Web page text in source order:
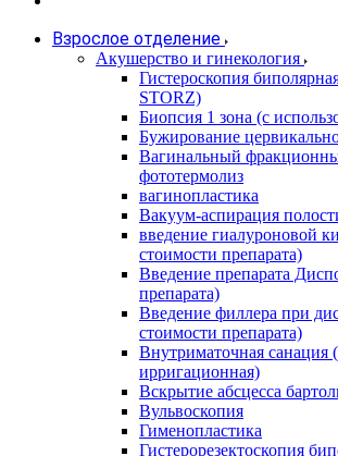
Взрослое отделение
Акушерство и гинекология
Гистероскопия
STORZ)
Биопсия 1 зона (с
Бужирование
Вагинальный
фототермолиз
вагинопластика
Вакуум-аспирация
введение гиалуроновой
стоимости препарата)
Введение препарата
препарата)
Введение филлера при
стоимости препарата)
Внутриматочная санация
ирригационная)
Вскрытие абсцесса
Вульвоскопия
Гименопластика
Гистерорезектоскопия